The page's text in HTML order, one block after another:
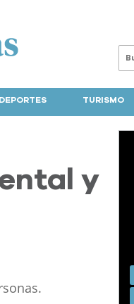
DEPORTES TURISMO
y